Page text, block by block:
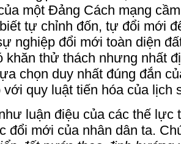
một Đảng Cách mạng
tự chỉnh đốn, tự đổi mới
nghiệp đổi mới toàn diện
khăn thử thách nhưng nhất
chọn duy nhất đúng đắn
với quy luật tiến hóa của lịch
luận điệu của các thế lực
đổi mới của nhân dân ta.